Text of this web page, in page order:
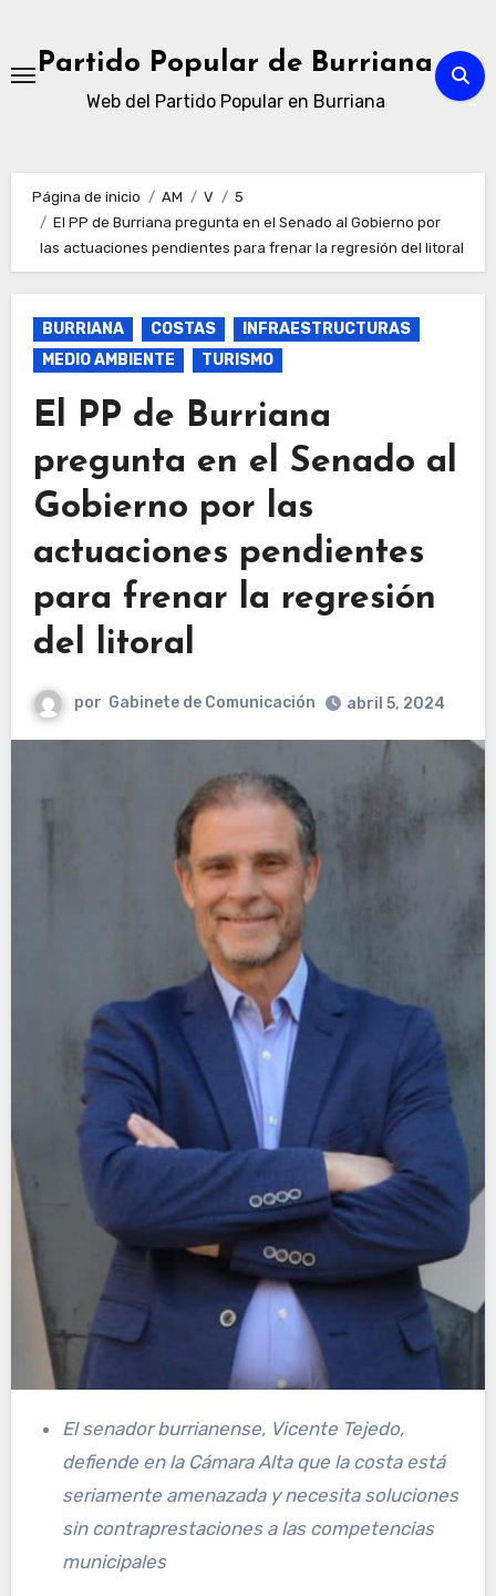
contenidoPartido Popular de Burriana
Web del Partido Popular en Burriana
Página de inicio AM V
5
El PP de Burriana pregunta en el Senado al Gobierno por
las actuaciones pendientes para frenar la regresión del litoral
BURRIANA COSTAS
INFRAESTRUCTURAS
MEDIO AMBIENTE
TURISMO
El PP de Burriana
pregunta en el Senado al
Gobierno por las
actuaciones pendientes
para frenar la regresión
del litoral
por Gabinete de Comunicación abril 5, 2024
El senador burrianense, Vicente Tejedo,
defiende en la Cámara Alta que la costa está
seriamente amenazada y necesita soluciones
sin contraprestaciones a las competencias
municipales